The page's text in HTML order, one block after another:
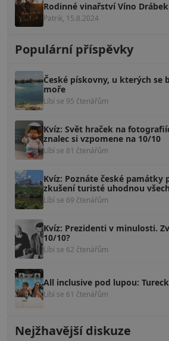
Rodinné vinařství Víno Drábek
Patrik, 15.8.2024
Populární příspěvky
České pískovny, u kterých se
moře
Líbí se 95 čtenářům
Kvíz: Svět hraček na
znalec si vzpomene na 10/10
Líbí se 81 čtenářům
Kvíz: Poznáte české památky
zkušení turisté uhodnou
Líbí se 69 čtenářům
Kvíz: Prezidenti v minulosti.
10/10?
Líbí se 62 čtenářům
All inclusive pod lupou:
Líbí se 61 čtenářům
Nejžhavější diskuze